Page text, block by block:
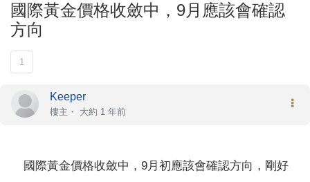
國際黃金價格收斂中，9月應該會確認
方向
1
Keeper
樓主 ・ 大約 1 年前
國際黃金價格收斂中，9月初應該會確認方向，剛好